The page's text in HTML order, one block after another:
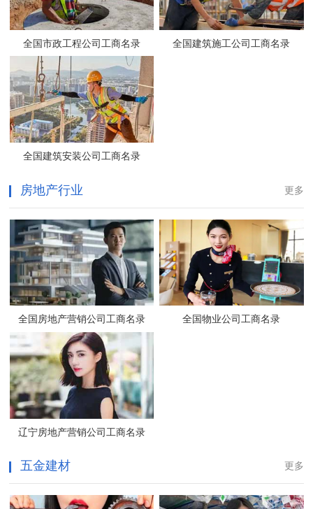
全国市政工程公司工商名录 全国建筑施工公司工商名录
全国建筑安装公司工商名录
更多
房地产行业
全国房地产营销公司工商名录 全国物业公司工商名录
辽宁房地产营销公司工商名录
更多
五金建材